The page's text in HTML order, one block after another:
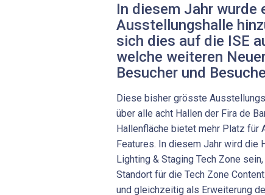
In diesem Jahr wurde
Ausstellungshalle
sich dies auf die ISE
welche weiteren
Besucher und
Diese bisher grösste
über alle acht Hallen der Fira de
Hallenfläche bietet mehr Platz für
Features. In diesem Jahr wird die
Lighting & Staging Tech Zone
Standort für die Tech Zone
und gleichzeitig als Erweiterung